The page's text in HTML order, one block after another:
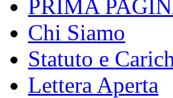
PRIMA
Chi Siamo
Statuto e
Lettera Aperta